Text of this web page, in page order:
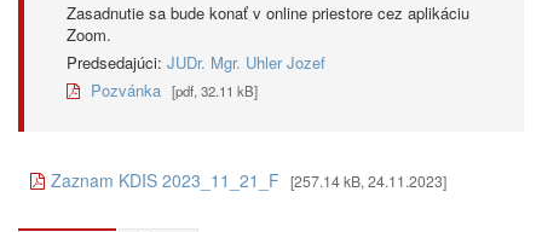
Zasadnutie sa bude konať v online priestore cez aplikáciu
Zoom.
Predsedajúci: JUDr. Mgr. Uhler Jozef
Pozvánka [pdf, 32.11 kB]
Zaznam KDIS 2023_11_21_F [257.14 kB, 24.11.2023]